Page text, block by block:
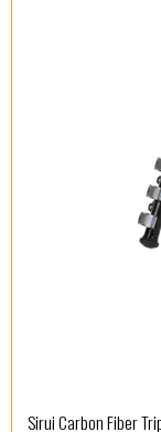
Sirui Carbon Fiber